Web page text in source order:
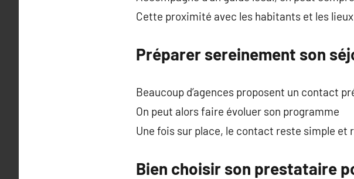
Cette proximité avec les habitants et les
Préparer sereinement son
Beaucoup d’agences proposent un contact
On peut alors faire évoluer son programme
Une fois sur place, le contact reste simple et
Bien choisir son prestataire